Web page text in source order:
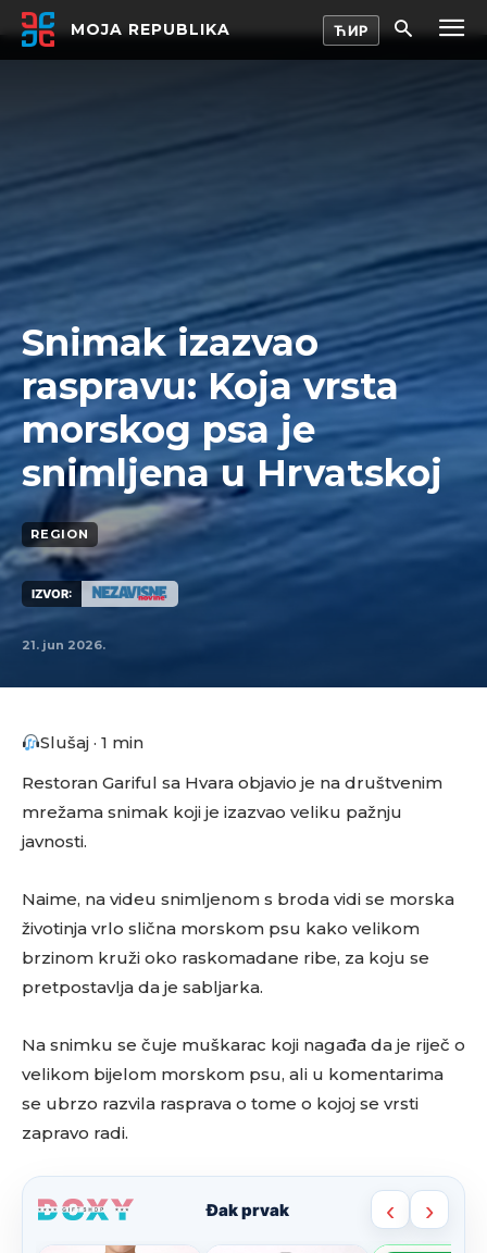
MOJA REPUBLIKA
Snimak izazvao
raspravu: Koja vrsta
morskog psa je
snimljena u Hrvatskoj
REGION
IZVOR:
21. jun 2026.
Slušaj · 1 min
Restoran Gariful sa Hvara objavio je na društvenim
mrežama snimak koji je izazvao veliku pažnju
javnosti.
Naime, na videu snimljenom s broda vidi se morska
životinja vrlo slična morskom psu kako velikom
brzinom kruži oko raskomadane ribe, za koju se
pretpostavlja da je sabljarka.
Na snimku se čuje muškarac koji nagađa da je riječ o
velikom bijelom morskom psu, ali u komentarima
se ubrzo razvila rasprava o tome o kojoj se vrsti
zapravo radi.